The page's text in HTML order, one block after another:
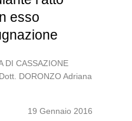
esso
DI CASSAZIONE
DORONZO Adriana
19 Gennaio 2016